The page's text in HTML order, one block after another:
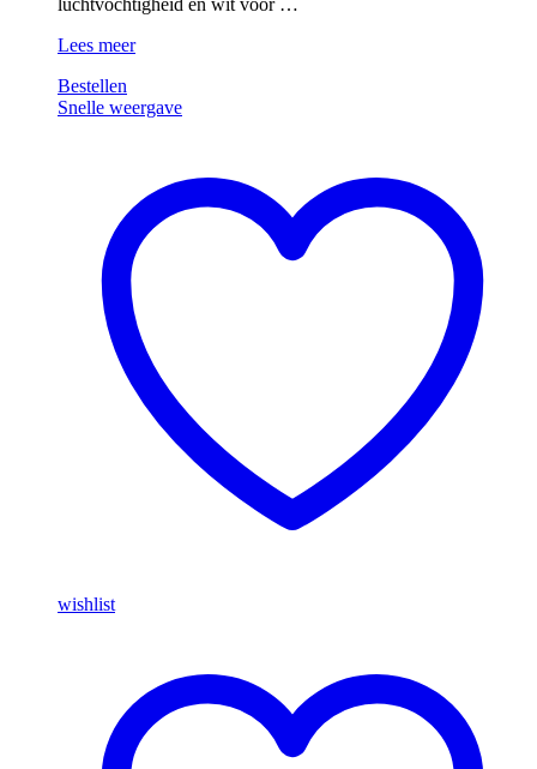
Clean
Optima
CA-
Lees meer
Bestellen
Snelle weergave
wishlist